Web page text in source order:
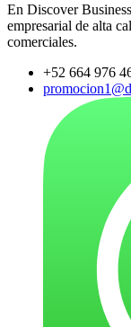
En Discover
empresarial de alta
comerciales.
+52 664 976